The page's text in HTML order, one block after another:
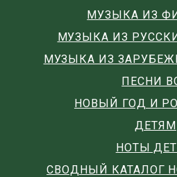
МУЗЫКА ИЗ
МУЗЫКА ИЗ
МУЗЫКА ИЗ
ПЕСНИ
НОВЫЙ ГОД И
ДЕТЯМ
НОТЫ
СВОДНЫЙ КАТАЛОГ